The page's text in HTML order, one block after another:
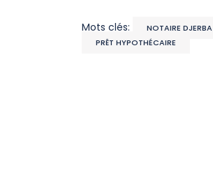
Mots clés: NOTAIRE DJERBA
PRÊT HYPOTHÉCAIRE